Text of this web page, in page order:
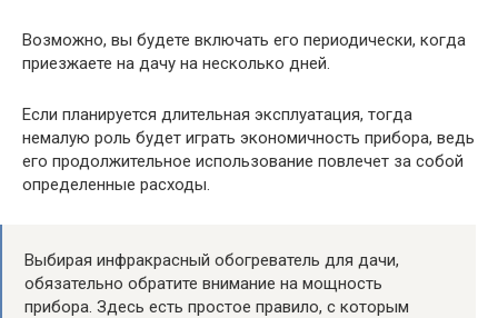
Возможно, вы будете включать его периодически, когда
приезжаете на дачу на несколько дней.
Если планируется длительная эксплуатация, тогда
немалую роль будет играть экономичность прибора, ведь
его продолжительное использование повлечет за собой
определенные расходы.
Выбирая инфракрасный обогреватель для дачи,
обязательно обратите внимание на мощность
прибора. Здесь есть простое правило, с которым